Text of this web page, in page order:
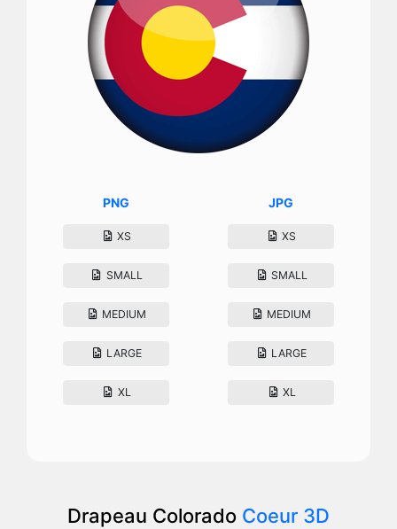
PNG
XS
SMALL
MEDIUM
LARGE
XL
JPG
XS
SMALL
MEDIUM
LARGE
XL
Drapeau Colorado Coeur 3D